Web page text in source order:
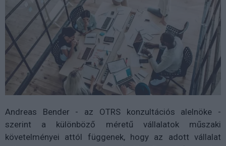
Andreas Bender - az OTRS konzultációs alelnöke -
szerint a különböző méretű vállalatok műszaki
követelményei attól függenek, hogy az adott vállalat